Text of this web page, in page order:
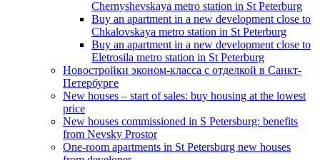
Chernyshevskaya metro station in St Peterburg
Buy an apartment in a new development close to
Chkalovskaya metro station in St Peterburg
Buy an apartment in a new development close to
Eletrosila metro station in St Peterburg
Новостройки эконом-класса с отделкой в Санкт-
Петербурге
New houses – start of sales: buy housing at the lowest
price
New houses commissioned in S Petersburg: benefits
from Nevsky Prostor
One-room apartments in St Petersburg new houses